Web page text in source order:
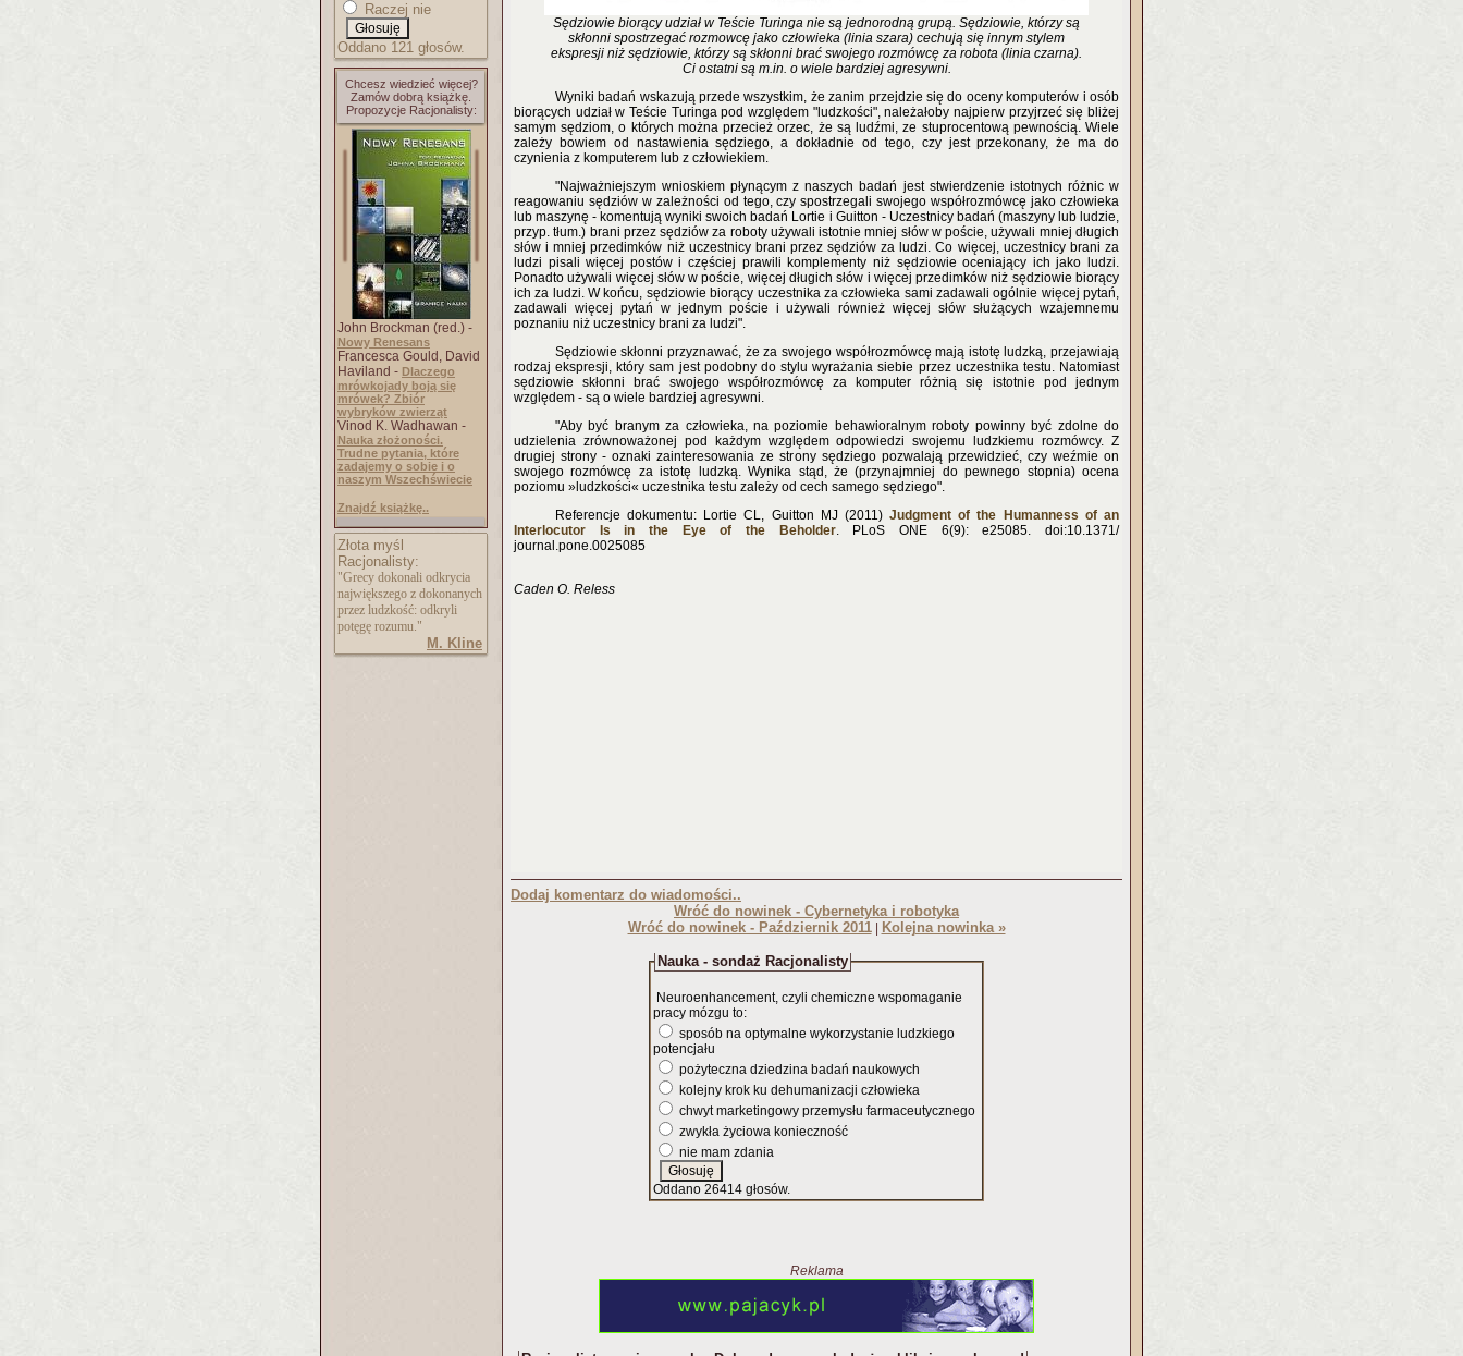
Raczej nie
Oddano 121 głosów.
Chcesz wiedzieć więcej?
Zamów dobrą książkę.
Propozycje Racjonalisty:
John Brockman (red.) -
Nowy Renesans
Francesca Gould, David
Haviland - Dlaczego
mrówkojady boją się
mrówek? Zbiór
wybryków zwierząt
Vinod K. Wadhawan -
Nauka złożoności.
Trudne pytania, które
zadajemy o sobie i o
naszym Wszechświecie
Znajdź książkę..
Złota myśl
Racjonalisty:
"Grecy dokonali odkrycia
największego z dokonanych
przez ludzkość: odkryli
potęgę rozumu."
M. Kline
Sędziowie biorący udział w Teście Turinga nie są jednorodną grupą. Sędziowie, którzy są
skłonni spostrzegać rozmowcę jako człowieka (linia szara) cechują się innym stylem
ekspresji niż sędziowie, którzy są skłonni brać swojego rozmówcę za robota (linia czarna).
Ci ostatni są m.in. o wiele bardziej agresywni.
Wyniki badań wskazują przede wszystkim, że zanim przejdzie się do oceny komputerów i osób
biorących udział w Teście Turinga pod względem "ludzkości", należałoby najpierw przyjrzeć się bliżej
samym sędziom, o których można przecież orzec, że są ludźmi, ze stuprocentową pewnością. Wiele
zależy bowiem od nastawienia sędziego, a dokładnie od tego, czy jest przekonany, że ma do
czynienia z komputerem lub z człowiekiem.
"Najważniejszym wnioskiem płynącym z naszych badań jest stwierdzenie istotnych różnic w
reagowaniu sędziów w zależności od tego, czy spostrzegali swojego współrozmówcę jako człowieka
lub maszynę - komentują wyniki swoich badań Lortie i Guitton - Uczestnicy badań (maszyny lub ludzie,
przyp. tłum.) brani przez sędziów za roboty używali istotnie mniej słów w poście, używali mniej długich
słów i mniej przedimków niż uczestnicy brani przez sędziów za ludzi. Co więcej, uczestnicy brani za
ludzi pisali więcej postów i częściej prawili komplementy niż sędziowie oceniający ich jako ludzi.
Ponadto używali więcej słów w poście, więcej długich słów i więcej przedimków niż sędziowie biorący
ich za ludzi. W końcu, sędziowie biorący uczestnika za człowieka sami zadawali ogólnie więcej pytań,
zadawali więcej pytań w jednym poście i używali również więcej słów służących wzajemnemu
poznaniu niż uczestnicy brani za ludzi".
Sędziowie skłonni przyznawać, że za swojego współrozmówcę mają istotę ludzką, przejawiają
rodzaj ekspresji, który sam jest podobny do stylu wyrażania siebie przez uczestnika testu. Natomiast
sędziowie skłonni brać swojego współrozmówcę za komputer różnią się istotnie pod jednym
względem - są o wiele bardziej agresywni.
"Aby być branym za człowieka, na poziomie behawioralnym roboty powinny być zdolne do
udzielenia zrównoważonej pod każdym względem odpowiedzi swojemu ludzkiemu rozmówcy. Z
drugiej strony - oznaki zainteresowania ze strony sędziego pozwalają przewidzieć, czy weźmie on
swojego rozmówcę za istotę ludzką. Wynika stąd, że (przynajmniej do pewnego stopnia) ocena
poziomu »ludzkości« uczestnika testu zależy od cech samego sędziego".
Referencje dokumentu: Lortie CL, Guitton MJ (2011)Judgment of the Humanness of an
Interlocutor Is in the Eye of the Beholder. PLoS ONE 6(9): e25085. doi:10.1371/
journal.pone.0025085
Caden O. Reless
Dodaj komentarz do wiadomości..
Wróć do nowinek - Cybernetyka i robotyka
Wróć do nowinek - Październik 2011| Kolejna nowinka »
Nauka - sondaż Racjonalisty
Neuroenhancement, czyli chemiczne wspomaganie
pracy mózgu to:
sposób na optymalne wykorzystanie ludzkiego
potencjału
pożyteczna dziedzina badań naukowych
kolejny krok ku dehumanizacji człowieka
chwyt marketingowy przemysłu farmaceutycznego
zwykła życiowa konieczność
nie mam zdania
Oddano 26414 głosów.
Reklama